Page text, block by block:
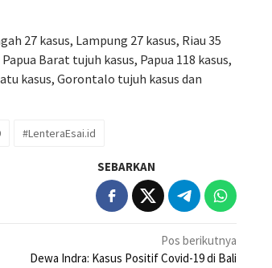
27 kasus, Lampung 27 kasus, Riau 35
Barat tujuh kasus, Papua 118 kasus,
kasus, Gorontalo tujuh kasus dan
#LenteraEsai.id
SEBARKAN
Pos berikutnya
Dewa Indra: Kasus Positif Covid-19 di Bali